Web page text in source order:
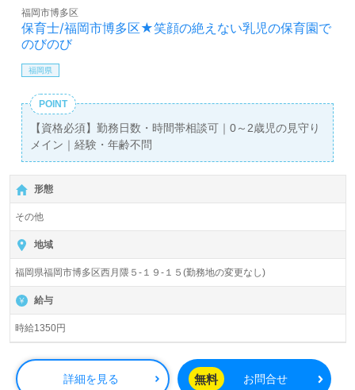
保育士/福岡市博多区★笑顔の絶えない乳児の保育園で
のびのび
福岡市博多区
福岡県
POINT
【資格必須】勤務日数・時間帯相談可｜0～2歳児の見守り
メイン｜経験・年齢不問
形態
その他
地域
福岡県福岡市博多区西月隈５-１９-１５(勤務地の変更なし)
給与
時給1350円
詳細を見る 無料 お問合せ